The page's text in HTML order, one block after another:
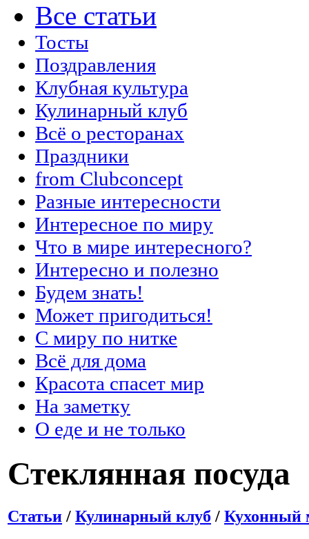
Все статьи
Тосты
Поздравления
Клубная культура
Кулинарный клуб
Всё о ресторанах
Праздники
from Clubconcept
Разные интересности
Интересное по миру
Что в мире интересного?
Интересно и полезно
Будем знать!
Может пригодиться!
С миру по нитке
Всё для дома
Красота спасет мир
На заметку
О еде и не только
Стеклянная посуда
Статьи / Кулинарный клуб / Кухонный